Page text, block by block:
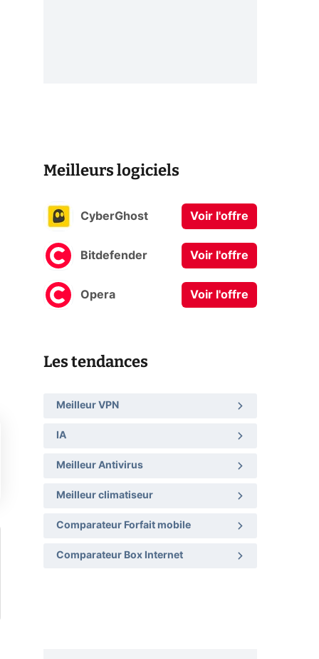
Meilleurs logiciels
CyberGhost Voir l'offre
Bitdefender Voir l'offre
Opera Voir l'offre
Les tendances
Meilleur VPN
IA
Meilleur Antivirus
Meilleur climatiseur
Comparateur Forfait mobile
Comparateur Box Internet